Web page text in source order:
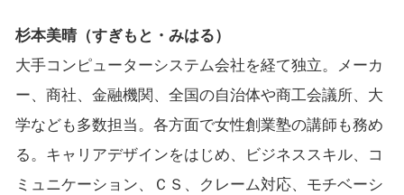
杉本美晴（すぎもと・みはる）
大手コンピューターシステム会社を経て独立。メーカ
ー、商社、金融機関、全国の自治体や商工会議所、大
学なども多数担当。各方面で女性創業塾の講師も務め
る。キャリアデザインをはじめ、ビジネススキル、コ
ミュニケーション、ＣＳ、クレーム対応、モチベーシ